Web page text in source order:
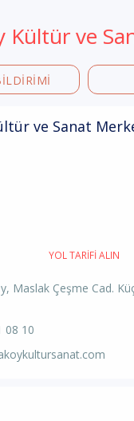
Kültür ve
ve Sanat
YOL TARIFI ALIN
Maslak Çeşme Cad.
08 10